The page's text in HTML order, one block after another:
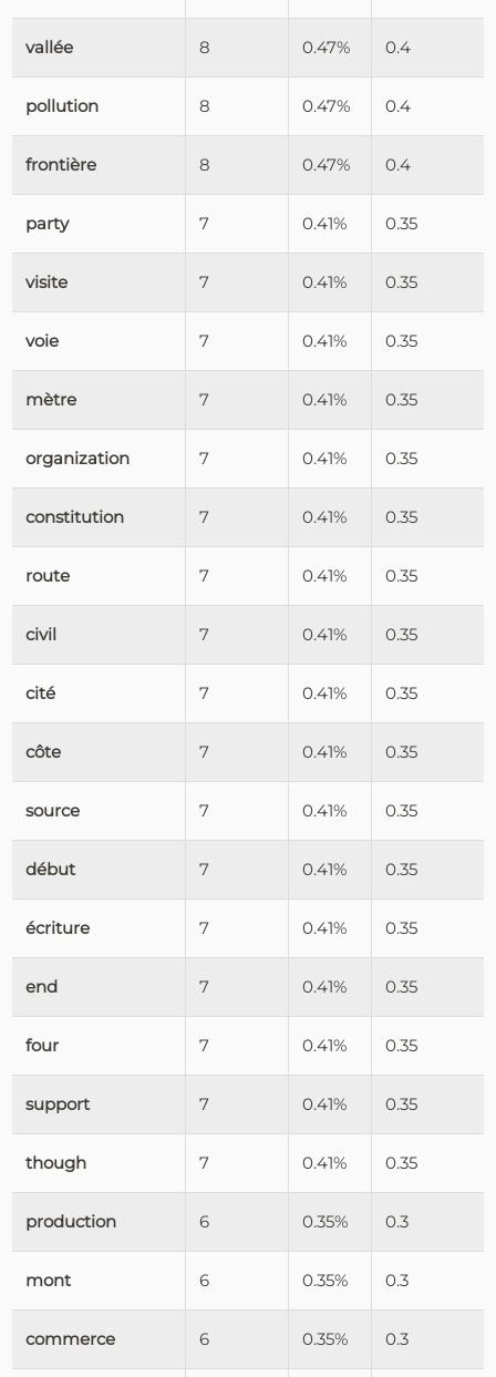
vallée 8 0.47% 0.4
pollution 8 0.47% 0.4
frontière 8 0.47% 0.4
party 7 0.41% 0.35
visite 7 0.41% 0.35
voie 7 0.41% 0.35
mètre 7 0.41% 0.35
organization 7 0.41% 0.35
constitution 7 0.41% 0.35
route 7 0.41% 0.35
civil 7 0.41% 0.35
cité 7 0.41% 0.35
côte 7 0.41% 0.35
source 7 0.41% 0.35
début 7 0.41% 0.35
écriture 7 0.41% 0.35
end 7 0.41% 0.35
four 7 0.41% 0.35
support 7 0.41% 0.35
though 7 0.41% 0.35
production 6 0.35% 0.3
mont 6 0.35% 0.3
commerce 6 0.35% 0.3